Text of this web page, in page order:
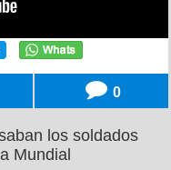
0
los soldados
Mundial